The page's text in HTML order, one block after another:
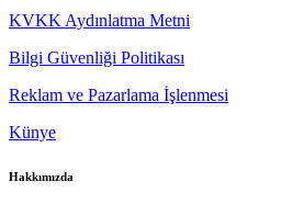
KVKK Aydınlatma Metni
Bilgi Güvenliği Politikası
Reklam ve Pazarlama İşlenmesi
Künye
Hakkımızda